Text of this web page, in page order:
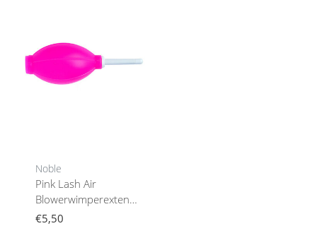
Noble
Pink Lash Air
Blowerwimperextensions
Hulpmiddel
€5,50